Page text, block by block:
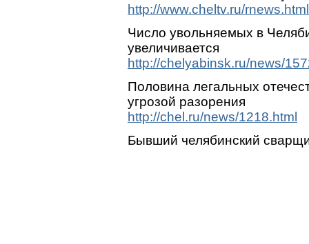
http://www.cheltv.ru/
Число увольняемых в
увеличивается
http://chelyabinsk.ru/news/
Половина легальных
угрозой разорения
http://chel.ru/news/1218.html
Бывший челябинский